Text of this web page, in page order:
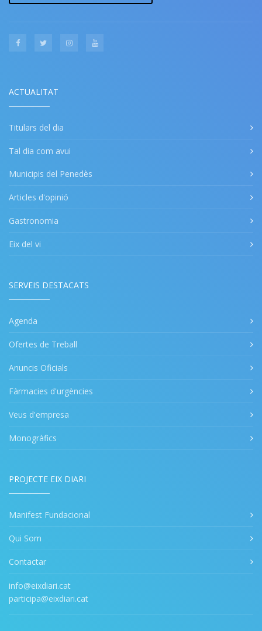
ACTUALITAT
Titulars del dia
Tal dia com avui
Municipis del Penedès
Articles d'opinió
Gastronomia
Eix del vi
SERVEIS DESTACATS
Agenda
Ofertes de Treball
Anuncis Oficials
Fàrmacies d'urgències
Veus d'empresa
Monogràfics
PROJECTE EIX DIARI
Manifest Fundacional
Qui Som
Contactar
info@eixdiari.cat
participa@eixdiari.cat